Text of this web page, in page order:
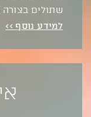
שתולים בצורה
למידע נוסף >>